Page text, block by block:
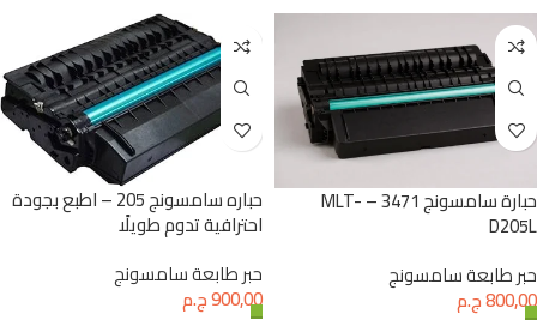
حبارة سامسونج 3471 – MLT-
D205L
حبر طابعة سامسونج
800,00ج.م
حباره سامسونج 205 – اطبع بجودة
احترافية تدوم طويلًا
حبر طابعة سامسونج
900,00ج.م